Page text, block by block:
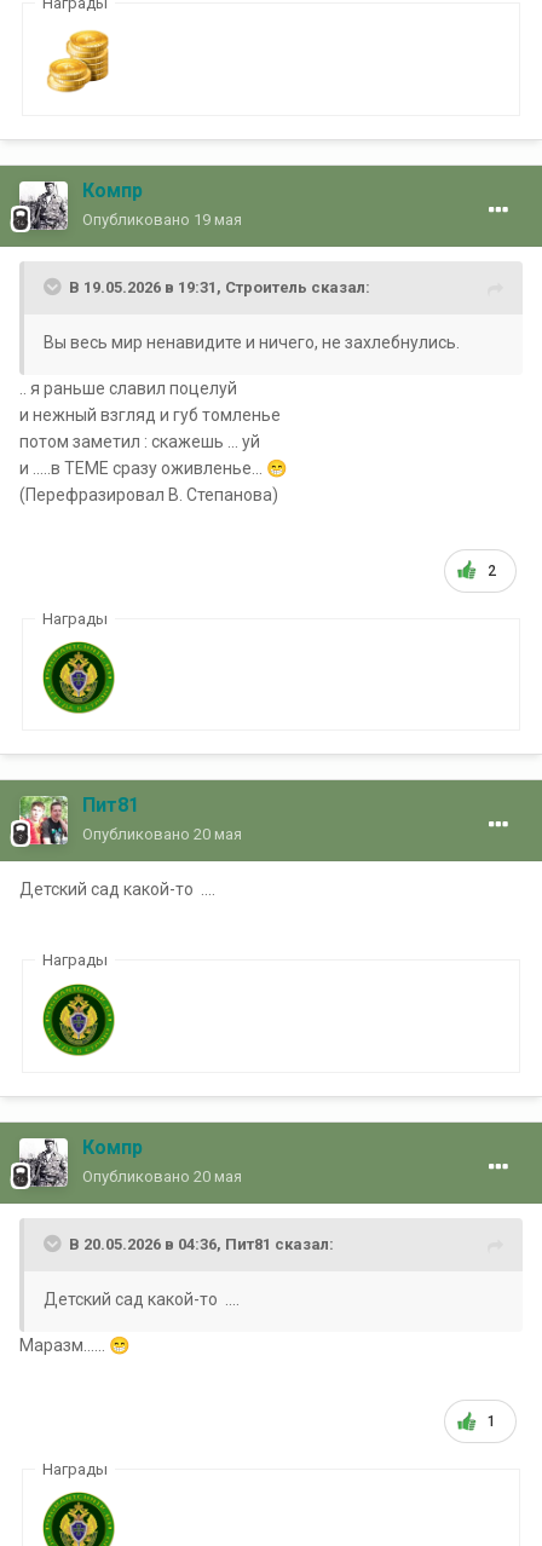
Компр
Опубликовано 19 мая
В 19.05.2026 в 19:31, Строитель сказал:
Вы весь мир ненавидите и ничего, не захлебнулись.
.. я раньше славил поцелуй
и нежный взгляд и губ томленье
потом заметил : скажешь ... уй
и .....в ТЕМЕ сразу оживленье... 😁
(Перефразировал В. Степанова)
2
Награды
Пит81
Опубликовано 20 мая
Детский сад какой-то ....
Награды
Компр
Опубликовано 20 мая
В 20.05.2026 в 04:36, Пит81 сказал:
Детский сад какой-то ....
Маразм...... 😁
1
Награды